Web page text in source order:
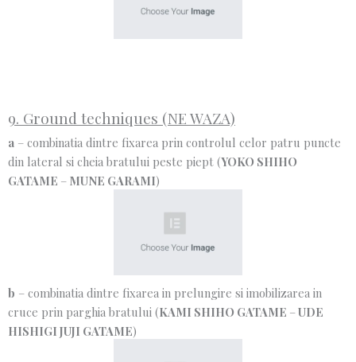
9. Ground techniques (NE WAZA)
a – combinatia dintre fixarea prin controlul celor patru puncte
din lateral si cheia bratului peste piept (YOKO SHIHO
GATAME – MUNE GARAMI)
b – combinatia dintre fixarea in prelungire si imobilizarea in
cruce prin parghia bratului (KAMI SHIHO GATAME –UDE
HISHIGI JUJI GATAME)